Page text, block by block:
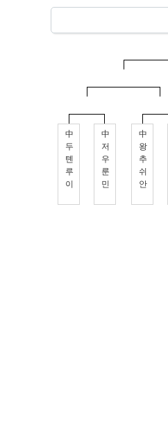
中
두
톈
루
이
中
저
우
룬
민
中
왕
추
쉬
안